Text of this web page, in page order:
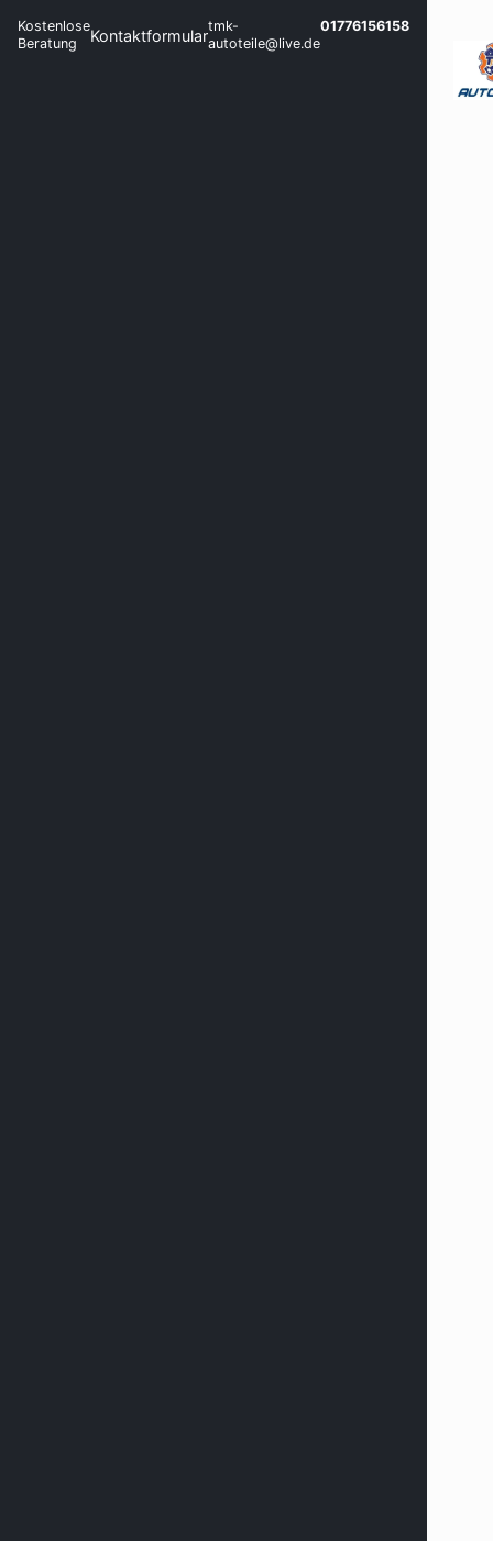
Kostenlose
Beratung
Kontaktformulartmk-
autoteile@live.de
01776156158